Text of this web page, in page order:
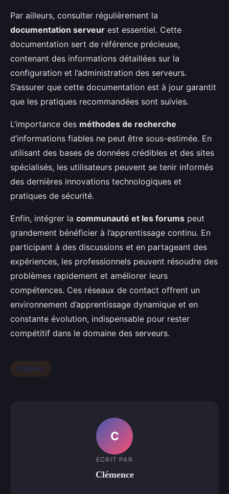
Par ailleurs, consulter régulièrement la
documentation serveur est essentiel. Cette
documentation sert de référence précieuse,
contenant des informations détaillées sur la
configuration et l’administration des serveurs.
S’assurer que cette documentation est à jour garantit
que les pratiques recommandées sont suivies.
L’importance des méthodes de recherche
d’informations fiables ne peut être sous-estimée. En
utilisant des bases de données crédibles et des sites
spécialisés, les utilisateurs peuvent se tenir informés
des dernières innovations technologiques et
pratiques de sécurité.
Enfin, intégrer la communauté et les forums peut
grandement bénéficier à l’apprentissage continu. En
participant à des discussions et en partageant des
expériences, les professionnels peuvent résoudre des
problèmes rapidement et améliorer leurs
compétences. Ces réseaux de contact offrent un
environnement d’apprentissage dynamique et en
constante évolution, indispensable pour rester
compétitif dans le domaine des serveurs.
Matériel
C
ECRIT PAR
Clémence